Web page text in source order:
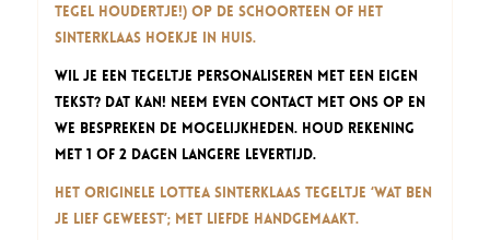
Tegel Houdertje!) op de schoorteen of het
Sinterklaas hoekje in huis.
Wil je een tegeltje personaliseren met een eigen
tekst? Dat kan! Neem even contact met ons op en
we bespreken de mogelijkheden. Houd rekening
met 1 of 2 dagen langere levertijd.
Het originele Lottea Sinterklaas Tegeltje ‘Wat ben
je lief geweest’; met liefde handgemaakt.